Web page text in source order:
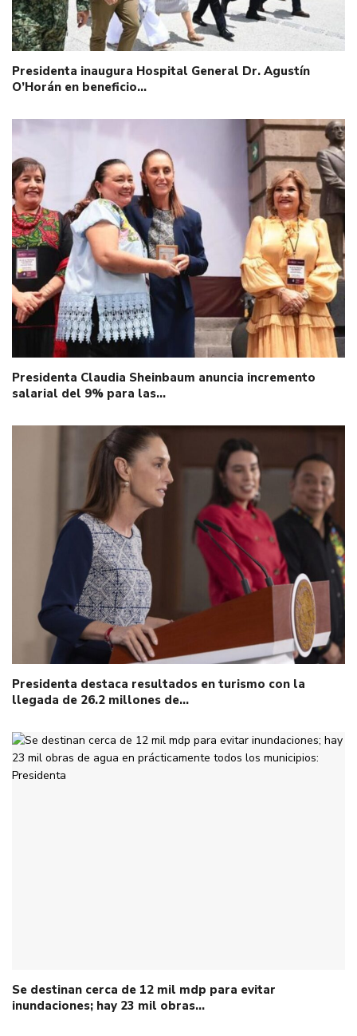
Presidenta inaugura Hospital General Dr. Agustín
O’Horán en beneficio…
Presidenta Claudia Sheinbaum anuncia incremento
salarial del 9% para las…
Presidenta destaca resultados en turismo con la
llegada de 26.2 millones de…
Se destinan cerca de 12 mil mdp para evitar
inundaciones; hay 23 mil obras…